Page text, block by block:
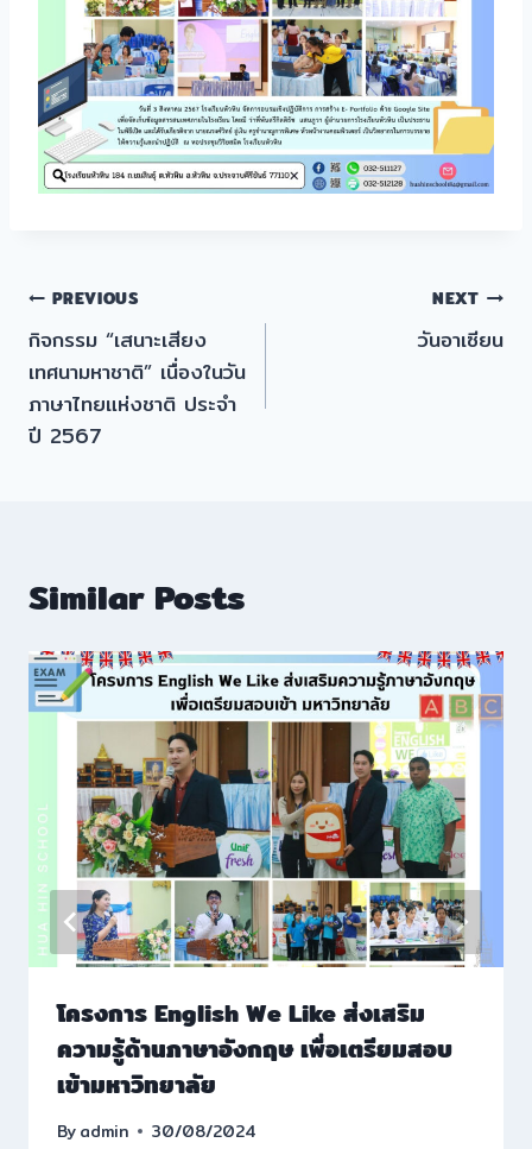
แนะแนว
เรื่อง
PREVIOUS
กิจกรรม “เสนาะเสียง
เทศนามหาชาติ” เนื่องในวัน
ภาษาไทยแห่งชาติ ประจำ
ปี 2567
NEXT
วันอาเซียน
Similar Posts
โครงการ English We Like ส่งเสริม
ความรู้ด้านภาษาอังกฤษ เพื่อเตรียมสอบ
เข้ามหาวิทยาลัย
Byadmin 30/08/2024